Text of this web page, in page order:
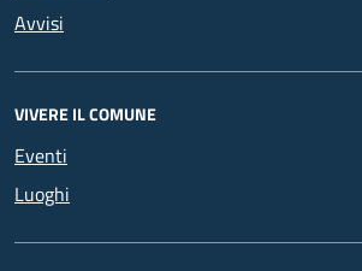
Avvisi
VIVERE IL COMUNE
Eventi
Luoghi